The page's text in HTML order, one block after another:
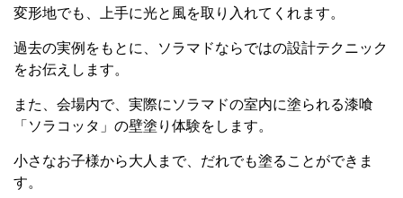
変形地でも、上手に光と風を取り入れてくれます。
過去の実例をもとに、ソラマドならではの設計テクニック
をお伝えします。
また、会場内で、実際にソラマドの室内に塗られる漆喰
「ソラコッタ」の壁塗り体験をします。
小さなお子様から大人まで、だれでも塗ることができま
す。